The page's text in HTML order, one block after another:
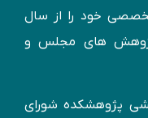
خود را از سال
پژوهش های مجلس و
پژوهشی پژوهشكده شورای